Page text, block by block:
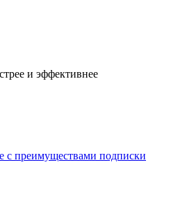
и эффективнее
с преимуществами подписки